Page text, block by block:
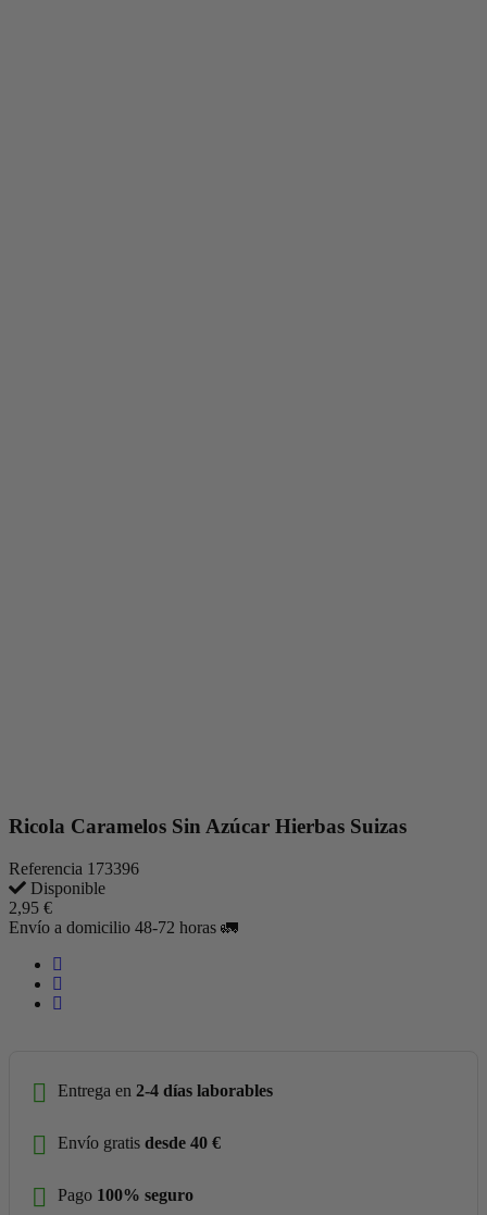
Ricola Caramelos Sin Azúcar Hierbas Suizas
Referencia 173396
Disponible
2,95 €
Envío a domicilio 48-72 horas 🚛
Entrega en 2-4 días laborables
Envío gratis desde 40 €
Pago 100% seguro